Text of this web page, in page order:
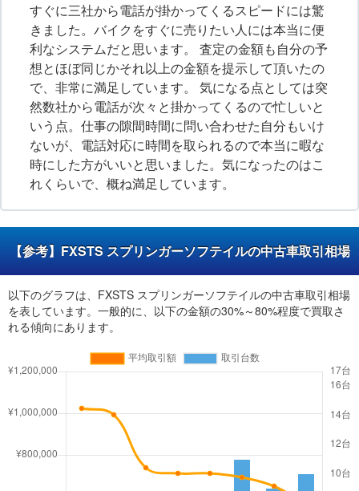
すぐに三社から電話が掛かってくるスピードには驚
きました。バイクをすぐに売りたい人には本当に便
利なシステムだと思います。 査定の金額も自分の予
想とほぼ同じかそれ以上の金額を提示して頂いたの
で、非常に満足しています。 気になる点としては突
然数社から電話が次々と掛かってくるので忙しいと
いう点。仕事の隙間時間に問い合わせた自分もいけ
ないが、電話対応に時間を取られるので本当に暇な
時にした方がいいと思いました。気になったのはこ
れくらいで、概ね満足しています。
【参考】FXSTS スプリンガーソフテイルの中古車取引相場
以下のグラフは、FXSTS スプリンガーソフテイルの中古車取引相場
を表しています。一般的に、以下の金額の30%～80%程度で買取さ
れる傾向にあります。